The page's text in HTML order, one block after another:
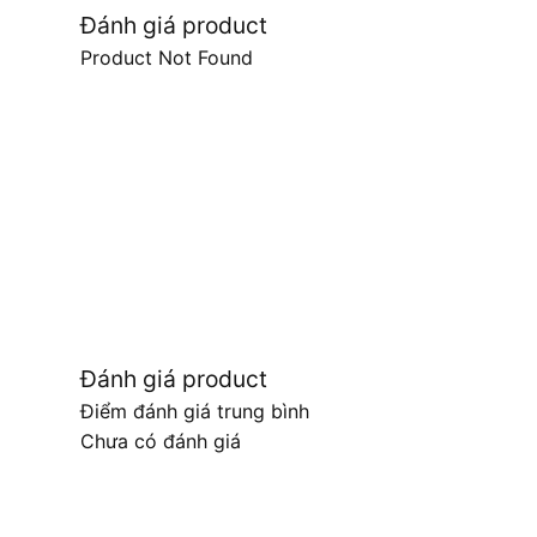
Đánh giá product
Product Not Found
Đánh giá product
Điểm đánh giá trung bình
Chưa có đánh giá